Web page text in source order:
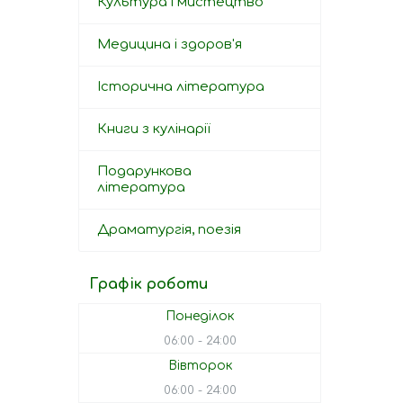
Медицина і здоров'я
Історична література
Книги з кулінарії
Подарункова
література
Драматургія, поезія
Графік роботи
Понеділок
06:00 24:00
Вівторок
06:00 24:00